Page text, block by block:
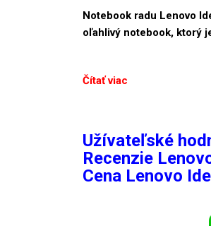
Notebook radu Lenovo
oľahlivý notebook, ktorý
Čítať viac
Užívateľské
Recenzie
Cena Lenovo